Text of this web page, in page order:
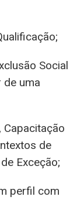
Social
de uma
Capacitação
de
Exceção;
perfil com